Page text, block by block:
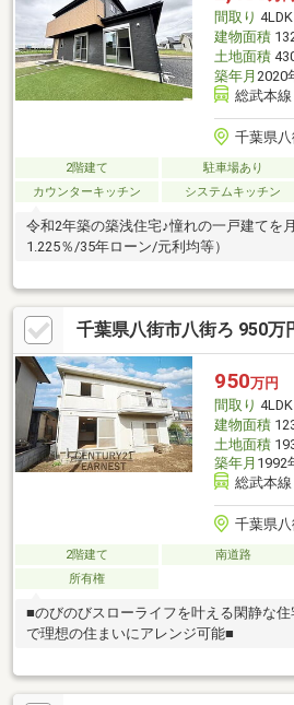
間取り 4LDK
建物面積
土地面積
築年月 2020
総武本
千葉県
2階建て 駐車場あり
カウンターキッチン
システムキッチン
令和2年築の築浅住宅♪憧れの一戸建てを
1.225％/35年ローン/元利均等）
千葉県八街市八街ろ 950万
950万円
間取り 4LDK
建物面積
土地面積
築年月 1992
総武本
千葉県
2階建て 南道路
所有権
■のびのびスローライフを叶える閑静な
で理想の住まいにアレンジ可能■